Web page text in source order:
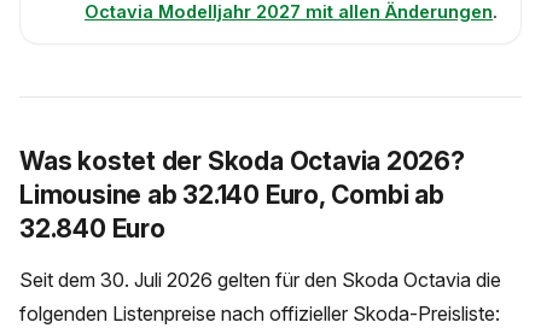
Octavia Modelljahr 2027 mit allen Änderungen.
Was kostet der Skoda Octavia 2026?
Limousine ab 32.140 Euro, Combi ab
32.840 Euro
Seit dem 30. Juli 2026 gelten für den Skoda Octavia die
folgenden Listenpreise nach offizieller Skoda-Preisliste: